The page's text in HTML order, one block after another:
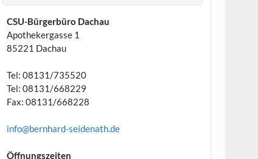
CSU-Bürgerbüro Dachau
Apothekergasse 1
85221 Dachau
Tel: 08131/735520
Tel: 08131/668229
Fax: 08131/668228
info@bernhard-seidenath.de
Öffnungszeiten